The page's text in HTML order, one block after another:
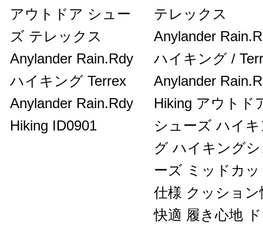
アウトドア シュー
ズ テレックス
Anylander Rain.Rdy
ハイキング Terrex
Anylander Rain.Rdy
Hiking ID0901
テレックス
Anylander
ハイキング /
Anylander
Hiking アウトド
シューズ ハイ
グ ハイキング
ーズ ミッドカ
仕様 クッション
快適 履き心地